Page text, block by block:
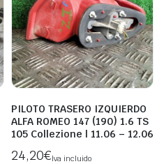
PILOTO TRASERO IZQUIERDO
ALFA ROMEO 147 (190) 1.6 TS
105 Collezione | 11.06 – 12.06
24,20€Iva incluido